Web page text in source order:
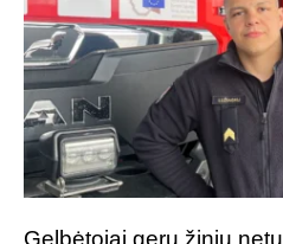
Gelbėtojai gerų žinių